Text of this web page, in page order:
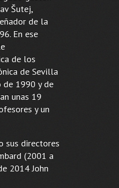
Šutej,
de la
En ese
de los
de Sevilla
de 1990 y de
unas 19
y un
sus directores
(2001 a
2014 John